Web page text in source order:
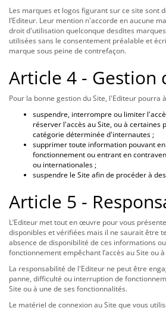
Les marques et logos figurant sur ce site sont
l’Editeur. Leur mention n'accorde en aucune
droit d'utilisation quelconque desdites
utilisées sans le consentement préalable et
marque sous peine de contrefaçon.
Article 4 - Gestion
Pour la bonne gestion du Site, l'Editeur pourra
suspendre, interrompre ou limiter
réserver l'accès au Site, ou à certaines
catégorie déterminée d'internautes ;
supprimer toute information pouvant
fonctionnement ou entrant en
ou internationales ;
suspendre le Site afin de procéder à
Article 5 -
L’Editeur met tout en œuvre pour vous
disponibles et vérifiées mais il ne saurait être
absence de disponibilité de ces informations
fonctionnement empêchant l’accès au Site ou
La responsabilité de l'Editeur ne peut être
panne, difficulté ou interruption de
Site ou à une de ses fonctionnalités.
Le matériel de connexion au Site que vous